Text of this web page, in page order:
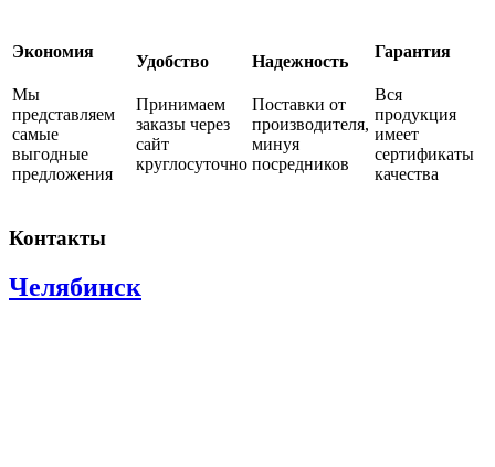
Экономия
Мы
представляем
самые
выгодные
предложения
Удобство
Принимаем
заказы через
сайт
круглосуточно
Надежность
Поставки от
производителя,
минуя
посредников
Гарантия
Вся
продукция
имеет
сертификаты
качества
Контакты
Челябинск